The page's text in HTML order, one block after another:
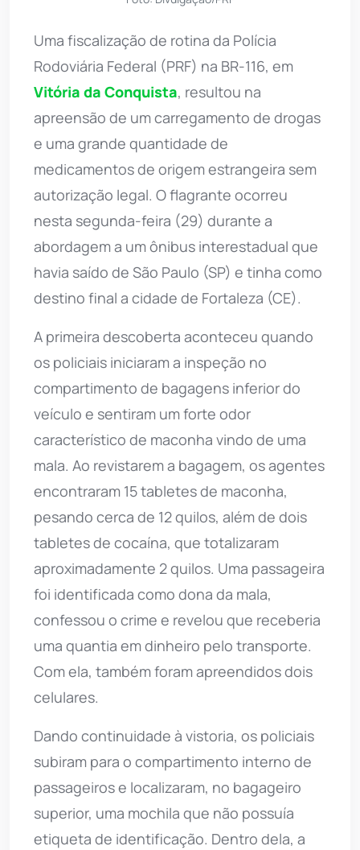
Uma fiscalização de rotina da Polícia
Rodoviária Federal (PRF) na BR-116, em
Vitória da Conquista, resultou na
apreensão de um carregamento de drogas
e uma grande quantidade de
medicamentos de origem estrangeira sem
autorização legal. O flagrante ocorreu
nesta segunda-feira (29) durante a
abordagem a um ônibus interestadual que
havia saído de São Paulo (SP) e tinha como
destino final a cidade de Fortaleza (CE).
A primeira descoberta aconteceu quando
os policiais iniciaram a inspeção no
compartimento de bagagens inferior do
veículo e sentiram um forte odor
característico de maconha vindo de uma
mala. Ao revistarem a bagagem, os agentes
encontraram 15 tabletes de maconha,
pesando cerca de 12 quilos, além de dois
tabletes de cocaína, que totalizaram
aproximadamente 2 quilos. Uma passageira
foi identificada como dona da mala,
confessou o crime e revelou que receberia
uma quantia em dinheiro pelo transporte.
Com ela, também foram apreendidos dois
celulares.
Dando continuidade à vistoria, os policiais
subiram para o compartimento interno de
passageiros e localizaram, no bagageiro
superior, uma mochila que não possuía
etiqueta de identificação. Dentro dela, a